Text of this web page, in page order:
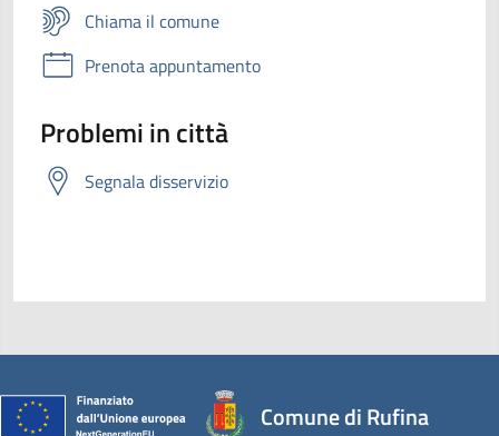
Chiama il comune
Prenota appuntamento
Problemi in città
Segnala disservizio
Comune di Rufina